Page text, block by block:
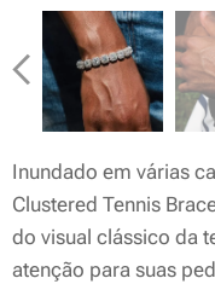
Inundado em várias
Clustered Tennis
do visual clássico da
atenção para suas